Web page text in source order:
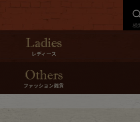
レディース
ファッション雑貨